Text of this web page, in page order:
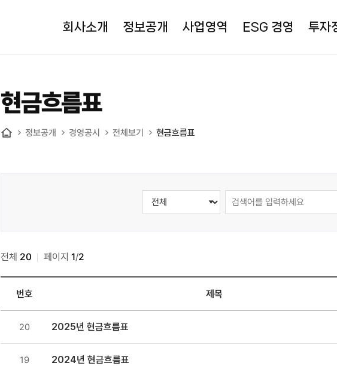
회사소개 정보공개 사업영역 ESG 경영 투자
현금흐름표
정보공개 경영공시 전체보기 현금흐름표
현금흐름표
전체 20 페이지 1/2
경영공시
번호 제목
20 2025년 현금흐름표
19 2024년 현금흐름표